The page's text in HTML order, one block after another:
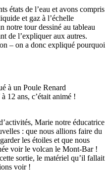
états de l’eau et avons compris
et gaz à l’échelle
notre tour dessiné au tableau
de l’expliquer aux autres.
– on a donc expliqué pourquoi
à un Poule Renard
12 ans, c’était animé !
Marie notre éducatrice
: que nous allions faire du
les étoiles et que nous
voir le volcan le Mont-Bar !
sortie, le matériel qu’il fallait
voir !